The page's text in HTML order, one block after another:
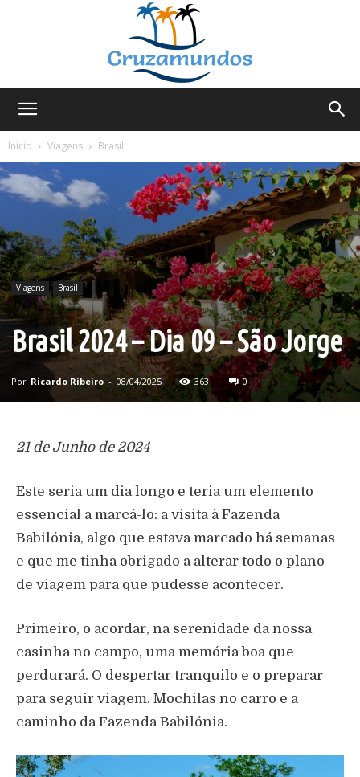
Início
Viagens Brasil
Viagens Brasil
Brasil 2024 – Dia 09 – São Jorge
Por Ricardo Ribeiro - 08/04/2025 363 0
21 de Junho de 2024
Este seria um dia longo e teria um elemento
essencial a marcá-lo: a visita à Fazenda
Babilónia, algo que estava marcado há semanas
e que me tinha obrigado a alterar todo o plano
de viagem para que pudesse acontecer.
Primeiro, o acordar, na serenidade da nossa
casinha no campo, uma memória boa que
perdurará. O despertar tranquilo e o preparar
para seguir viagem. Mochilas no carro e a
caminho da Fazenda Babilónia.